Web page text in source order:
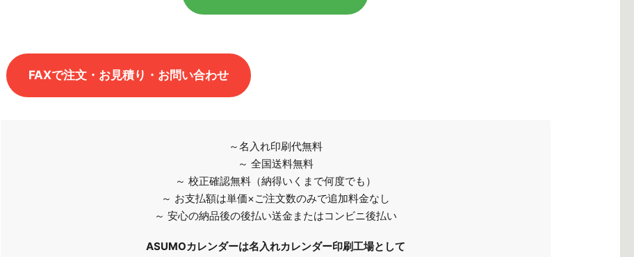
FAXで注文・お見積り・お問い合わせ
～名入れ印刷代無料
～ 全国送料無料
～ 校正確認無料（納得いくまで何度でも）
～ お支払額は単価×ご注文数のみで追加料金なし
～ 安心の納品後の後払い送金またはコンビニ後払い
ASUMOカレンダーは名入れカレンダー印刷工場として